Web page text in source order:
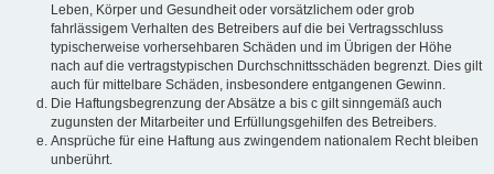
Leben, Körper und Gesundheit oder vorsätzlichem oder grob
fahrlässigem Verhalten des Betreibers auf die bei Vertragsschluss
typischerweise vorhersehbaren Schäden und im Übrigen der Höhe
nach auf die vertragstypischen Durchschnittsschäden begrenzt. Dies gilt
auch für mittelbare Schäden, insbesondere entgangenen Gewinn.
Die Haftungsbegrenzung der Absätze a bis c gilt sinngemäß auch
zugunsten der Mitarbeiter und Erfüllungsgehilfen des Betreibers.
Ansprüche für eine Haftung aus zwingendem nationalem Recht bleiben
unberührt.